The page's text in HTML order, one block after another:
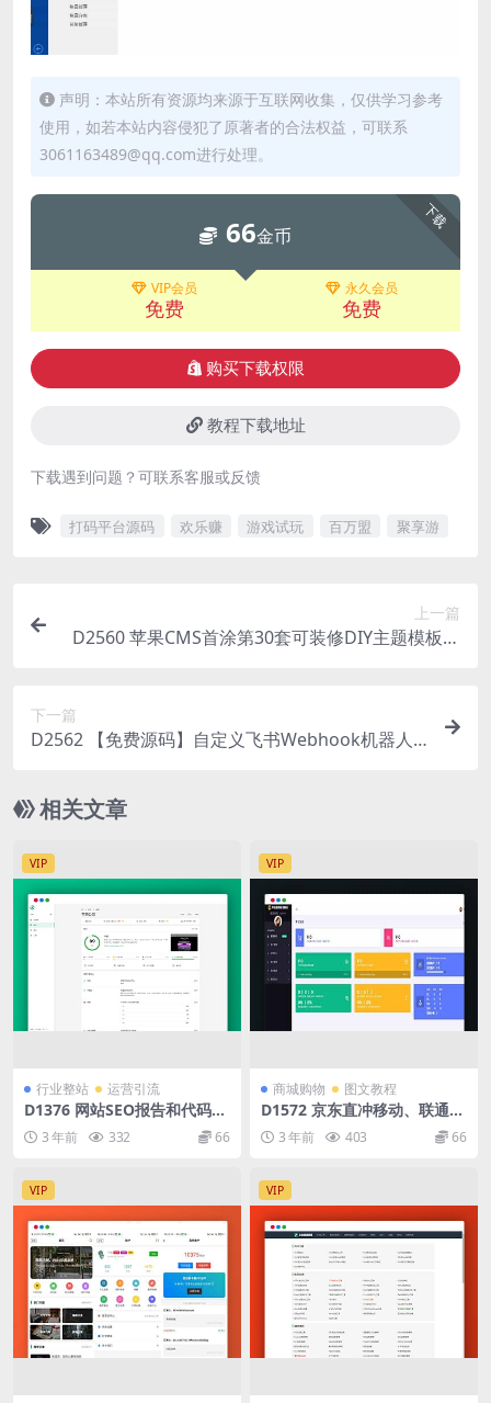
声明：本站所有资源均来源于互联网收集，仅供学习参考
使用，如若本站内容侵犯了原著者的合法权益，可联系
3061163489@qq.com进行处理。
下载
66金币
VIP会员
免费
永久会员
免费
购买下载权限
教程下载地址
下载遇到问题？可联系客服或反馈
打码平台源码 欢乐赚 游戏试玩 百万盟 聚享游
上一篇
D2560 苹果CMS首涂第30套可装修DIY主题模板免
下一篇
D2562 【免费源码】自定义飞书Webhook机器人a
相关文章
VIP
行业整站 运营引流
D1376 网站SEO报告和代码工
具平台系统源码
3 年前 332 66
VIP
商城购物 图文教程
D1572 京东直冲移动、联通、
电信三大运营商话费 三网话费
直充系统
3 年前 403 66
VIP VIP